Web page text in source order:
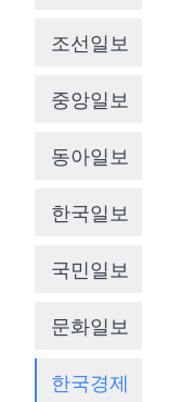
조선일보
중앙일보
동아일보
한국일보
국민일보
문화일보
한국경제